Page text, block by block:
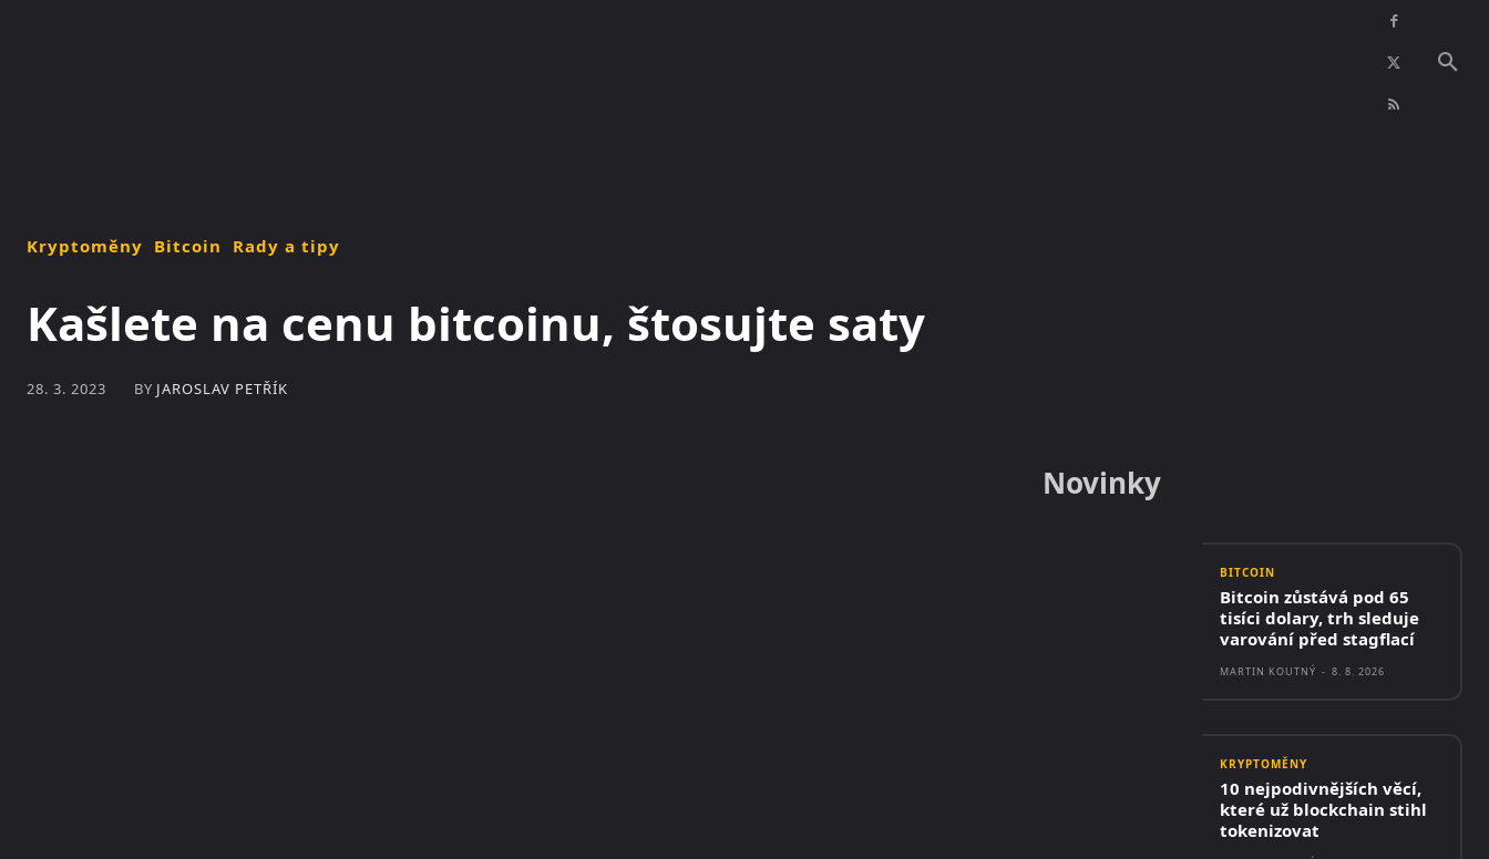
Kryptoměny Bitcoin Rady a tipy
Kašlete na cenu bitcoinu, štosujte saty
28. 3. 2023 BY JAROSLAV PETŘÍK
Novinky
BITCOIN
Bitcoin zůstává pod 65
tisíci dolary, trh sleduje
varování před stagflací
MARTIN KOUTNÝ - 8. 8. 2026
KRYPTOMĚNY
10 nejpodivnějších věcí,
které už blockchain stihl
tokenizovat